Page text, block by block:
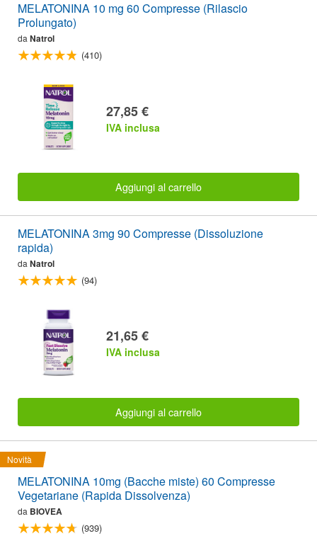
MELATONINA 10 mg 60 Compresse (Rilascio
Prolungato)
daNatrol
(410)
27,85 €
IVA inclusa
Aggiungi al carrello
MELATONINA 3mg 90 Compresse (Dissoluzione
rapida)
da Natrol
(94)
21,65 €
IVA inclusa
Aggiungi al carrello
Novità
MELATONINA 10mg (Bacche miste) 60 Compresse
Vegetariane (Rapida Dissolvenza)
da BIOVEA
(939)